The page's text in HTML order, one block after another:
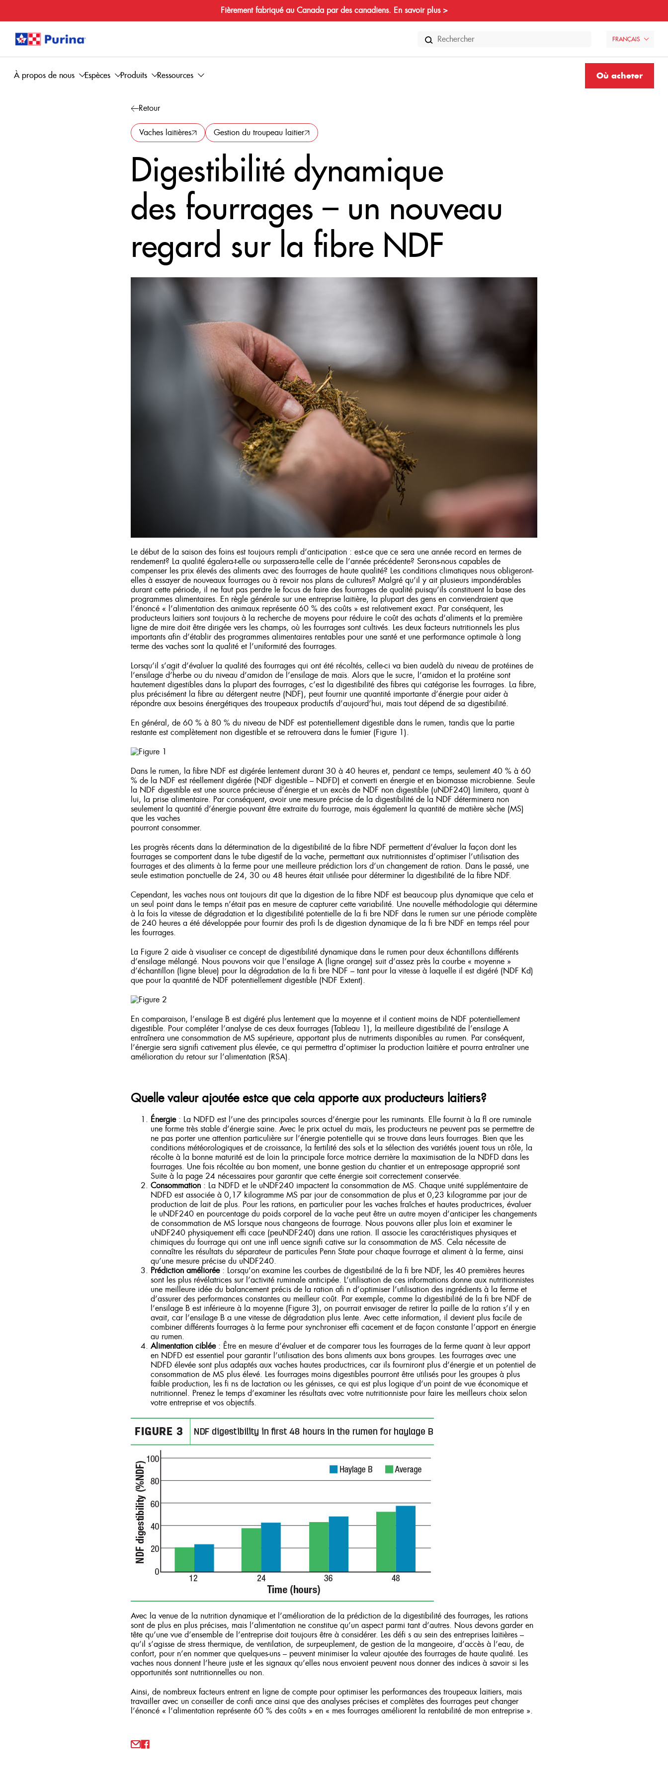
Fièrement fabriqué au Canada par des canadiens. En savoir plus >
Search
for:
FRANÇAIS
À propos de nous Espèces Produits Ressources Où acheter
Retour
Vaches laitières Gestion du troupeau laitier
Digestibilité dynamique
des fourrages – un nouveau
regard sur la fibre NDF
Le début de la saison des foins est toujours rempli d’anticipation : est-ce que ce sera une année record en termes de
rendement? La qualité égalera-t-elle ou surpassera-telle celle de l’année précédente? Serons-nous capables de
compenser les prix élevés des aliments avec des fourrages de haute qualité? Les conditions climatiques nous obligeront-
elles à essayer de nouveaux fourrages ou à revoir nos plans de cultures? Malgré qu’il y ait plusieurs impondérables
durant cette période, il ne faut pas perdre le focus de faire des fourrages de qualité puisqu’ils constituent la base des
programmes alimentaires. En règle générale sur une entreprise laitière, la plupart des gens en conviendraient que
l’énoncé « l’alimentation des animaux représente 60 % des coûts » est relativement exact. Par conséquent, les
producteurs laitiers sont toujours à la recherche de moyens pour réduire le coût des achats d’aliments et la première
ligne de mire doit être dirigée vers les champs, où les fourrages sont cultivés. Les deux facteurs nutritionnels les plus
importants afin d’établir des programmes alimentaires rentables pour une santé et une performance optimale à long
terme des vaches sont la qualité et l’uniformité des fourrages.
Lorsqu’il s’agit d’évaluer la qualité des fourrages qui ont été récoltés, celle-ci va bien audelà du niveau de protéines de
l’ensilage d’herbe ou du niveau d’amidon de l’ensilage de maïs. Alors que le sucre, l’amidon et la protéine sont
hautement digestibles dans la plupart des fourrages, c’est la digestibilité des fibres qui catégorise les fourrages. La fibre,
plus précisément la fibre au détergent neutre (NDF), peut fournir une quantité importante d’énergie pour aider à
répondre aux besoins énergétiques des troupeaux productifs d’aujourd’hui, mais tout dépend de sa digestibilité.
En général, de 60 % à 80 % du niveau de NDF est potentiellement digestible dans le rumen, tandis que la partie
restante est complètement non digestible et se retrouvera dans le fumier (Figure 1).
Dans le rumen, la fibre NDF est digérée lentement durant 30 à 40 heures et, pendant ce temps, seulement 40 % à 60
% de la NDF est réellement digérée (NDF digestible – NDFD) et converti en énergie et en biomasse microbienne. Seule
la NDF digestible est une source précieuse d’énergie et un excès de NDF non digestible (uNDF240) limitera, quant à
lui, la prise alimentaire. Par conséquent, avoir une mesure précise de la digestibilité de la NDF déterminera non
seulement la quantité d’énergie pouvant être extraite du fourrage, mais également la quantité de matière sèche (MS)
que les vaches
pourront consommer.
Les progrès récents dans la détermination de la digestibilité de la fibre NDF permettent d’évaluer la façon dont les
fourrages se comportent dans le tube digestif de la vache, permettant aux nutritionnistes d’optimiser l’utilisation des
fourrages et des aliments à la ferme pour une meilleure prédiction lors d’un changement de ration. Dans le passé, une
seule estimation ponctuelle de 24, 30 ou 48 heures était utilisée pour déterminer la digestibilité de la fibre NDF.
Cependant, les vaches nous ont toujours dit que la digestion de la fibre NDF est beaucoup plus dynamique que cela et
un seul point dans le temps n’était pas en mesure de capturer cette variabilité. Une nouvelle méthodologie qui détermine
à la fois la vitesse de dégradation et la digestibilité potentielle de la fi bre NDF dans le rumen sur une période complète
de 240 heures a été développée pour fournir des profi ls de digestion dynamique de la fi bre NDF en temps réel pour
les fourrages.
La Figure 2 aide à visualiser ce concept de digestibilité dynamique dans le rumen pour deux échantillons différents
d’ensilage mélangé. Nous pouvons voir que l’ensilage A (ligne orange) suit d’assez près la courbe « moyenne »
d’échantillon (ligne bleue) pour la dégradation de la fi bre NDF – tant pour la vitesse à laquelle il est digéré (NDF Kd)
que pour la quantité de NDF potentiellement digestible (NDF Extent).
En comparaison, l’ensilage B est digéré plus lentement que la moyenne et il contient moins de NDF potentiellement
digestible. Pour compléter l’analyse de ces deux fourrages (Tableau 1), la meilleure digestibilité de l’ensilage A
entraînera une consommation de MS supérieure, apportant plus de nutriments disponibles au rumen. Par conséquent,
l’énergie sera signifi cativement plus élevée, ce qui permettra d’optimiser la production laitière et pourra entraîner une
amélioration du retour sur l’alimentation (RSA).
Quelle valeur ajoutée estce que cela apporte aux producteurs laitiers?
Énergie: La NDFD est l’une des principales sources d’énergie pour les ruminants. Elle fournit à la fl ore ruminale
une forme très stable d’énergie saine. Avec le prix actuel du maïs, les producteurs ne peuvent pas se permettre de
ne pas porter une attention particulière sur l’énergie potentielle qui se trouve dans leurs fourrages. Bien que les
conditions météorologiques et de croissance, la fertilité des sols et la sélection des variétés jouent tous un rôle, la
récolte à la bonne maturité est de loin la principale force motrice derrière la maximisation de la NDFD dans les
fourrages. Une fois récoltée au bon moment, une bonne gestion du chantier et un entreposage approprié sont
Suite à la page 24 nécessaires pour garantir que cette énergie soit correctement conservée.
Consommation : La NDFD et le uNDF240 impactent la consommation de MS. Chaque unité supplémentaire de
NDFD est associée à 0,17 kilogramme MS par jour de consommation de plus et 0,23 kilogramme par jour de
production de lait de plus. Pour les rations, en particulier pour les vaches fraîches et hautes productrices, évaluer
le uNDF240 en pourcentage du poids corporel de la vache peut être un autre moyen d’anticiper les changements
de consommation de MS lorsque nous changeons de fourrage. Nous pouvons aller plus loin et examiner le
uNDF240 physiquement effi cace (peuNDF240) dans une ration. Il associe les caractéristiques physiques et
chimiques du fourrage qui ont une infl uence signifi cative sur la consommation de MS. Cela nécessite de
connaître les résultats du séparateur de particules Penn State pour chaque fourrage et aliment à la ferme, ainsi
qu’une mesure précise du uNDF240.
Prédiction améliorée: Lorsqu’on examine les courbes de digestibilité de la fi bre NDF, les 40 premières heures
sont les plus révélatrices sur l’activité ruminale anticipée. L’utilisation de ces informations donne aux nutritionnistes
une meilleure idée du balancement précis de la ration afi n d’optimiser l’utilisation des ingrédients à la ferme et
d’assurer des performances constantes au meilleur coût. Par exemple, comme la digestibilité de la fi bre NDF de
l’ensilage B est inférieure à la moyenne (Figure 3), on pourrait envisager de retirer la paille de la ration s’il y en
avait, car l’ensilage B a une vitesse de dégradation plus lente. Avec cette information, il devient plus facile de
combiner différents fourrages à la ferme pour synchroniser effi cacement et de façon constante l’apport en énergie
au rumen.
Alimentation ciblée: Être en mesure d’évaluer et de comparer tous les fourrages de la ferme quant à leur apport
en NDFD est essentiel pour garantir l’utilisation des bons aliments aux bons groupes. Les fourrages avec une
NDFD élevée sont plus adaptés aux vaches hautes productrices, car ils fourniront plus d’énergie et un potentiel de
consommation de MS plus élevé. Les fourrages moins digestibles pourront être utilisés pour les groupes à plus
faible production, les fi ns de lactation ou les génisses, ce qui est plus logique d’un point de vue économique et
nutritionnel. Prenez le temps d’examiner les résultats avec votre nutritionniste pour faire les meilleurs choix selon
votre entreprise et vos objectifs.
Avec la venue de la nutrition dynamique et l’amélioration de la prédiction de la digestibilité des fourrages, les rations
sont de plus en plus précises, mais l’alimentation ne constitue qu’un aspect parmi tant d’autres. Nous devons garder en
tête qu’une vue d’ensemble de l’entreprise doit toujours être à considérer. Les défi s au sein des entreprises laitières –
qu’il s’agisse de stress thermique, de ventilation, de surpeuplement, de gestion de la mangeoire, d’accès à l’eau, de
confort, pour n’en nommer que quelques-uns – peuvent minimiser la valeur ajoutée des fourrages de haute qualité. Les
vaches nous donnent l’heure juste et les signaux qu’elles nous envoient peuvent nous donner des indices à savoir si les
opportunités sont nutritionnelles ou non.
Ainsi, de nombreux facteurs entrent en ligne de compte pour optimiser les performances des troupeaux laitiers, mais
travailler avec un conseiller de confi ance ainsi que des analyses précises et complètes des fourrages peut changer
l’énoncé « l’alimentation représente 60 % des coûts » en « mes fourrages améliorent la rentabilité de mon entreprise ».